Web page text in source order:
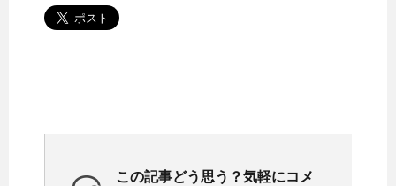
この記事どう思う？気軽にコメ